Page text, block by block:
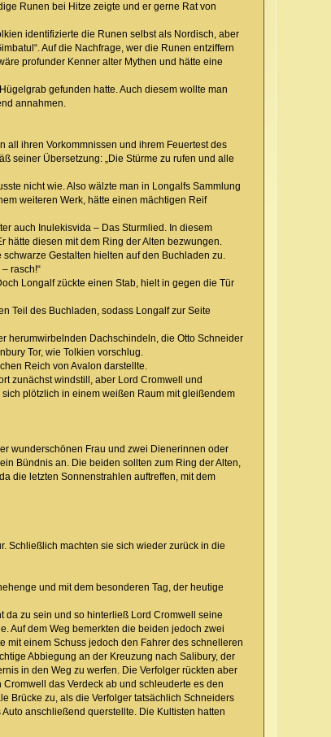
Runen bei Hitze zeigte und er gerne Rat von
identifizierte die Runen selbst als Nordisch, aber
Auf die Nachfrage, wer die Runen entziffern
profunder Kenner alter Mythen und hätte eine
gefunden hatte. Auch diesem wollte man
annahmen.
all ihren Vorkommnissen und ihrem Feuertest des
seiner Übersetzung: „Die Stürme zu rufen und alle
nicht wie. Also wälzte man in Longalfs Sammlung
weiteren Werk, hätte einen mächtigen Reif
auch Inulekisvida – Das Sturmlied. In diesem
hätte diesen mit dem Ring der Alten bezwungen.
Gestalten hielten auf den Buchladen zu.
rasch!“
Longalf zückte einen Stab, hielt in gegen die Tür
Teil des Buchladen, sodass Longalf zur Seite
herumwirbelnden Dachschindeln, die Otto Schneider
Tor, wie Tolkien vorschlug.
Reich von Avalon darstellte.
zunächst windstill, aber Lord Cromwell und
plötzlich in einem weißen Raum mit gleißendem
wunderschönen Frau und zwei Dienerinnen oder
Bündnis an. Die beiden sollten zum Ring der Alten,
die letzten Sonnenstrahlen auftreffen, mit dem
Schließlich machten sie sich wieder zurück in die
und mit dem besonderen Tag, der heutige
da zu sein und so hinterließ Lord Cromwell seine
Auf dem Weg bemerkten die beiden jedoch zwei
mit einem Schuss jedoch den Fahrer des schnelleren
Abbiegung an der Kreuzung nach Salibury, der
in den Weg zu werfen. Die Verfolger rückten aber
das Verdeck ab und schleuderte es den
Brücke zu, als die Verfolger tatsächlich Schneiders
anschließend querstellte. Die Kultisten hatten